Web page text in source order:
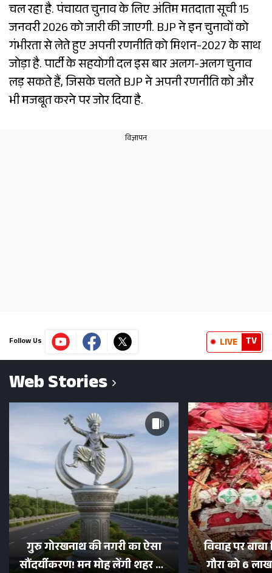
चल रहा है. पंचायत चुनाव के लिए अंतिम मतदाता सूची 15
जनवरी 2026 को जारी की जाएगी. BJP ने इन चुनावों को
गंभीरता से लेते हुए अपनी रणनीति को मिशन-2027 के साथ
जोड़ा है. पार्टी के सहयोगी दल इस बार अलग-अलग चुनाव
लड़ सकते हैं, जिसके चलते BJP ने अपनी रणनीति को और
भी मजबूत करने पर जोर दिया है.
Follow Us LIVE TV
Web Stories
गुरु गोरखनाथ की नगरी का ऐसा
सौंदर्यीकरण! मन मोह लेंगी शहर की
विवाह पर
गौरा को 6